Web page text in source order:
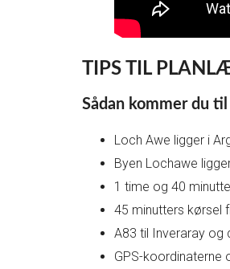
TIPS TIL
Sådan kommer du
Loch Awe ligger i
Byen Lochawe
1 time og 40
45 minutters kørsel
A83 til Inveraray og
GPS-koordinaterne